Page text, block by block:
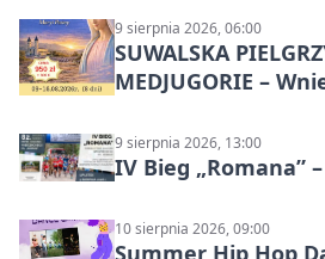
9 sierpnia 2026, 06:00
SUWALSKA
MEDJUGORIE –
9 sierpnia 2026, 13:00
IV Bieg „Romana”
10 sierpnia 2026, 09:00
Summer Hip Hop